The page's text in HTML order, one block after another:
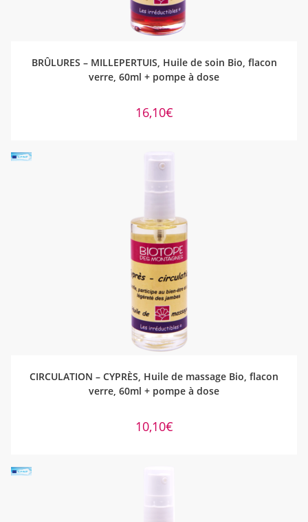
BRÛLURES – MILLEPERTUIS, Huile de soin Bio, flacon
verre, 60ml + pompe à dose
16,10€
AJOUTER AU PANIER
CIRCULATION – CYPRÈS, Huile de massage Bio, flacon
verre, 60ml + pompe à dose
10,10€